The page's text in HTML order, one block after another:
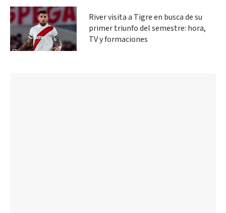
River visita a Tigre en busca de su
primer triunfo del semestre: hora,
TV y formaciones